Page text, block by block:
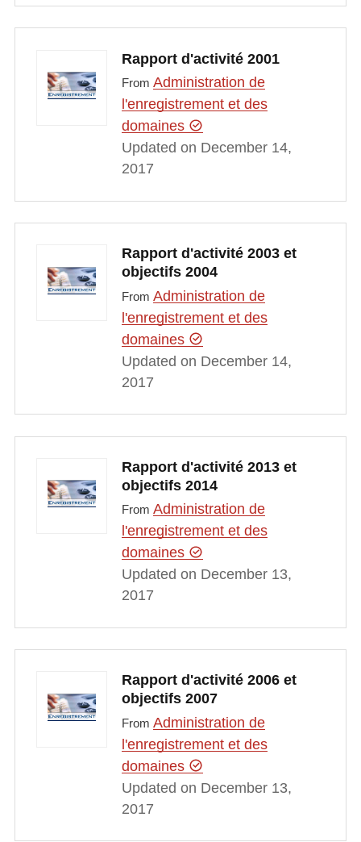
Rapport d'activité 2001
From Administration de
l'enregistrement et des
domaines
Updated on December 14,
2017
Rapport d'activité 2003 et
objectifs 2004
From Administration de
l'enregistrement et des
domaines
Updated on December 14,
2017
Rapport d'activité 2013 et
objectifs 2014
From Administration de
l'enregistrement et des
domaines
Updated on December 13,
2017
Rapport d'activité 2006 et
objectifs 2007
From Administration de
l'enregistrement et des
domaines
Updated on December 13,
2017